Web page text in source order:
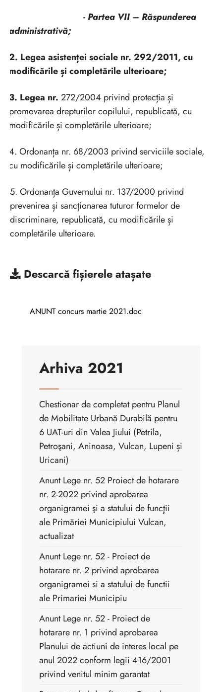
- Partea VII – Răspunderea
administrativă;
2. Legea asistenței sociale nr. 292/2011, cu
modificările și completările ulterioare;
3. Legea nr. 272/2004 privind protecția și
promovarea drepturilor copilului, republicată, cu
modificările și completările ulterioare;
4. Ordonanța nr. 68/2003 privind serviciile sociale,
cu modificările și completările ulterioare;
5. Ordonanța Guvernului nr. 137/2000 privind
prevenirea și sancționarea tuturor formelor de
discriminare, republicată, cu modificările și
completările ulterioare.
Descarcă fișierele atașate
ANUNT concurs martie 2021.doc
Arhiva 2021
Chestionar de completat pentru Planul
de Mobilitate Urbană Durabilă pentru
6 UAT-uri din Valea Jiului (Petrila,
Petroşani, Aninoasa, Vulcan, Lupeni și
Uricani)
Anunt Lege nr. 52 Proiect de hotarare
nr. 2-2022 privind aprobarea
organigramei şi a statului de funcţii
ale Primăriei Municipiului Vulcan,
actualizat
Anunt Lege nr. 52 - Proiect de
hotarare nr. 2 privind aprobarea
organigramei si a statului de functii
ale Primariei Municipiu
Anunt Lege nr. 52 - Proiect de
hotarare nr. 1 privind aprobarea
Planului de actiuni de interes local pe
anul 2022 conform legii 416/2001
privind venitul minim garantat